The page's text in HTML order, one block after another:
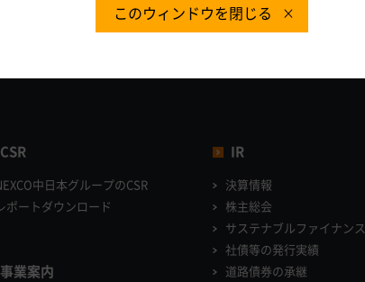
CSR
中日本グループのCSR
ポートダウンロード
事業案内
IR
決算情報
株主総会
サステナブルファイナンス
社債等の発行実績
道路債券の承継
このウィンドウを閉じる